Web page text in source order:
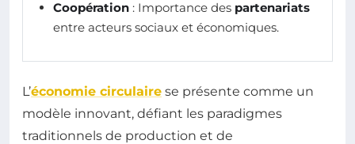
Coopération : Importance des partenariats
entre acteurs sociaux et économiques.
L’économie circulaire se présente comme un
modèle innovant, défiant les paradigmes
traditionnels de production et de